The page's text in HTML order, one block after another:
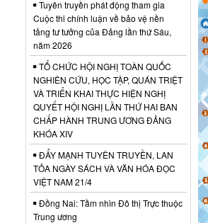
Tuyên truyền phát động tham gia
Cuộc thi chính luận về bảo vệ nền
tảng tư tưởng của Đảng lần thứ Sáu,
năm 2026
TỔ CHỨC HỘI NGHỊ TOÀN QUỐC
NGHIÊN CỨU, HỌC TẬP, QUÁN TRIỆT
VÀ TRIỂN KHAI THỰC HIỆN NGHỊ
QUYẾT HỘI NGHỊ LẦN THỨ HAI BAN
CHẤP HÀNH TRUNG ƯƠNG ĐẢNG
KHÓA XIV
ĐẨY MẠNH TUYÊN TRUYỀN, LAN
TỎA NGÀY SÁCH VÀ VĂN HÓA ĐỌC
VIỆT NAM 21/4
Đồng Nai: Tầm nhìn Đô thị Trực thuộc
Trung ương